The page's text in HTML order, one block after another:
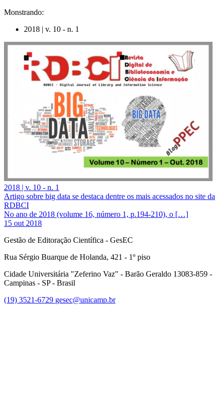
Monstrando:
2018 | v. 10 - n. 1
2018 | v. 10 - n. 1
Artigo sobre big data se destaca dentre os mais acessados no site da
RDBCI
No ano de 2018 (volume 16, número 1, p.194-210), o […]
15 out 2018
Gestão de Editoração Científica - GesEC
Rua Sérgio Buarque de Holanda, 421 - 1º piso
Cidade Universitária "Zeferino Vaz" - Barão Geraldo 13083-859 -
Campinas - SP - Brasil
(19) 3521-6729 gesec@unicamp.br